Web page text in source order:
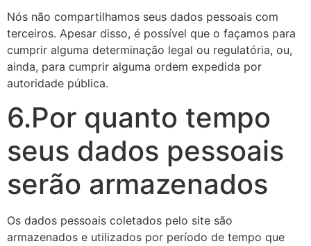
Nós não compartilhamos seus dados pessoais com
terceiros. Apesar disso, é possível que o façamos para
cumprir alguma determinação legal ou regulatória, ou,
ainda, para cumprir alguma ordem expedida por
autoridade pública.
6.Por quanto tempo
seus dados pessoais
serão armazenados
Os dados pessoais coletados pelo site são
armazenados e utilizados por período de tempo que